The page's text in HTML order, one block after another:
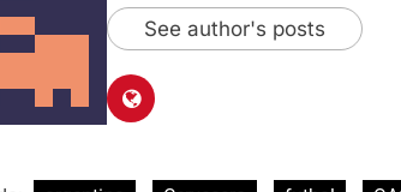
See author's posts